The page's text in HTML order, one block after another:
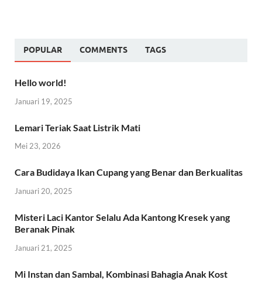
POPULAR COMMENTS TAGS
Hello world!
Januari 19, 2025
Lemari Teriak Saat Listrik Mati
Mei 23, 2026
Cara Budidaya Ikan Cupang yang Benar dan Berkualitas
Januari 20, 2025
Misteri Laci Kantor Selalu Ada Kantong Kresek yang
Beranak Pinak
Januari 21, 2025
Mi Instan dan Sambal, Kombinasi Bahagia Anak Kost